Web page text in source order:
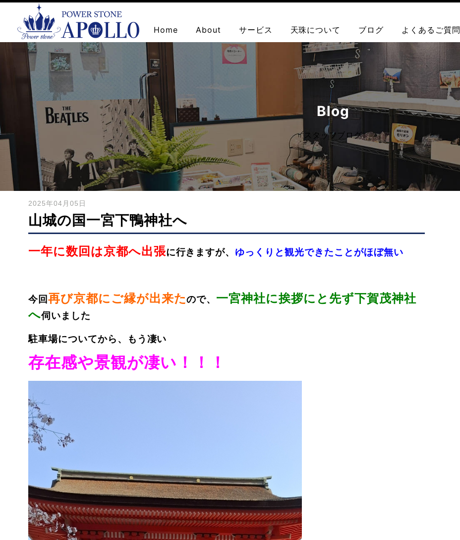
Home About サービス 天珠について ブログ よくあるご質問
お問い合わせ
Blog
スタッフブログ
2025年04月05日
山城の国一宮下鴨神社へ
一年に数回は京都へ出張に行きますが、 ゆっくりと観光できたことがほぼ無い
今回再び京都にご縁が出来たので、 一宮神社に挨拶にと先ず下賀茂神社
へ伺いました
駐車場についてから、もう凄い
存在感や景観が凄い！！！